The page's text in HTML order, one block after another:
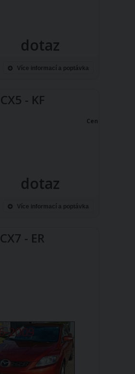
dotaz
Více informací a poptávka
CX5 - KF
Cena:
dotaz
Více informací a poptávka
CX7 - ER